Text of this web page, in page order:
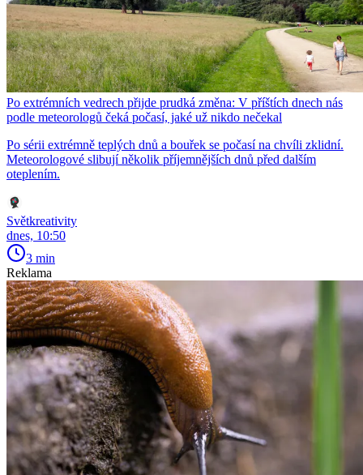
Po extrémních vedrech přijde prudká změna: V příštích dnech nás
podle meteorologů čeká počasí, jaké už nikdo nečekal
Po sérii extrémně teplých dnů a bouřek se počasí na chvíli zklidní.
Meteorologové slibují několik příjemnějších dnů před dalším
oteplením.
Světkreativity
dnes, 10:50
3 min
Reklama